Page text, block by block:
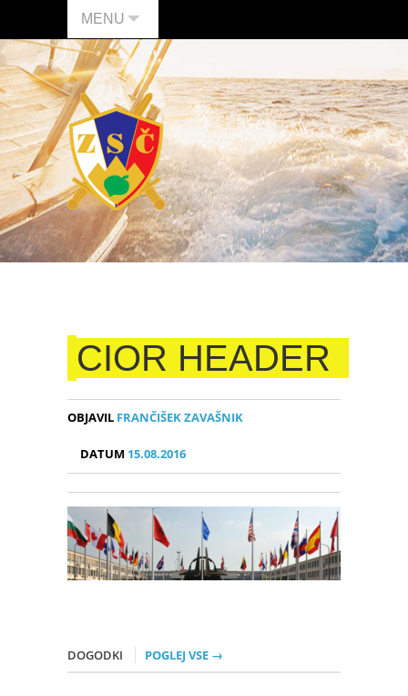
MENU
CIOR HEADER
OBJAVIL FRANČIŠEK ZAVAŠNIK
DATUM 15.08.2016
DOGODKI POGLEJ VSE →